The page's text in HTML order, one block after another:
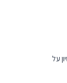
על